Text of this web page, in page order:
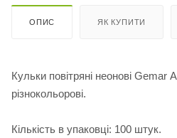
ОПИС ЯК КУПИТИ
Кульки повітряні неонові
різнокольорові.
Кількість в упаковці: 100 штук.